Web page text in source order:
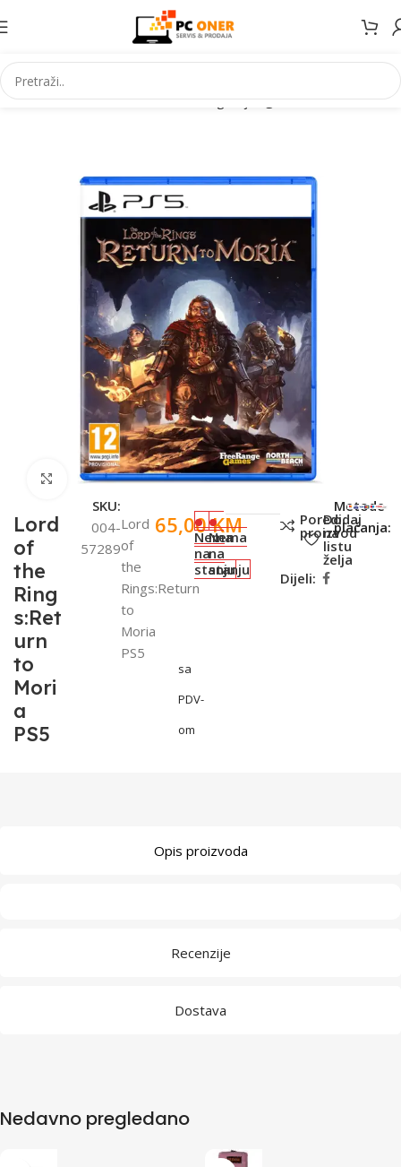
Početna Elektronika Konzole za igranje Igre
Click to enlarge
Lord
of
the
Ring
s:Ret
urn
to
Mori
a
PS5
SKU:
004-
57289
Lord
of
the
Rings:Return
to
Moria
PS5
65,00KM
sa
PDV-
om
Nema
na
stanju
Nema
na
stanju
Poredi
proizvod
Dodaj
na
listu
želja
Dijeli:
Metode
plaćanja:
Opis proizvoda
Recenzije
Dostava
Nedavno pregledano